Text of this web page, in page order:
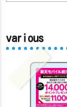
various